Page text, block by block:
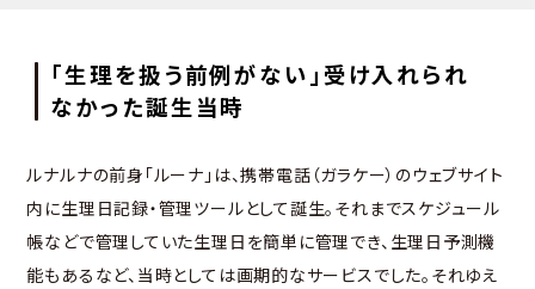
「生理を扱う前例がない」受け入れられ
なかった誕生当時
ルナルナの前身「ルーナ」は、携帯電話（ガラケー）のウェブサイト
内に生理日記録・管理ツールとして誕生。それまでスケジュール
帳などで管理していた生理日を簡単に管理でき、生理日予測機
能もあるなど、当時としては画期的なサービスでした。それゆえ